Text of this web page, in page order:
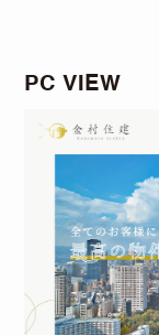
PC VIEW